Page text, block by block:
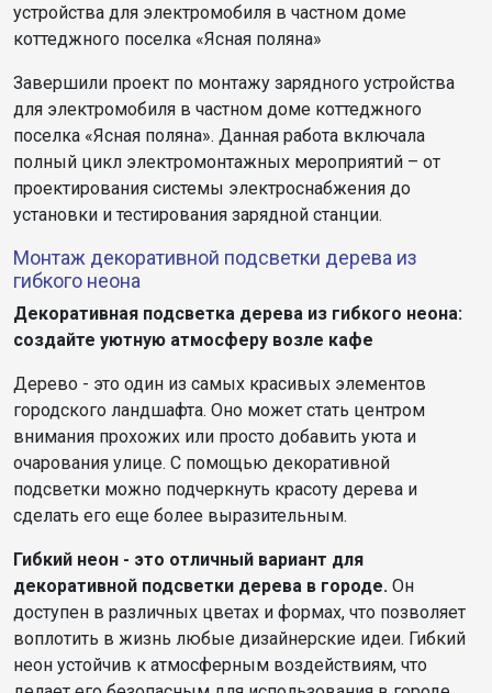
устройства для электромобиля в частном доме
коттеджного поселка «Ясная поляна»
Завершили проект по монтажу зарядного устройства
для электромобиля в частном доме коттеджного
поселка «Ясная поляна». Данная работа включала
полный цикл электромонтажных мероприятий – от
проектирования системы электроснабжения до
установки и тестирования зарядной станции.
Монтаж декоративной подсветки дерева из
гибкого неона
Декоративная подсветка дерева из гибкого неона:
создайте уютную атмосферу возле кафе
Дерево - это один из самых красивых элементов
городского ландшафта. Оно может стать центром
внимания прохожих или просто добавить уюта и
очарования улице. С помощью декоративной
подсветки можно подчеркнуть красоту дерева и
сделать его еще более выразительным.
Гибкий неон - это отличный вариант для
декоративной подсветки дерева в городе. Он
доступен в различных цветах и формах, что позволяет
воплотить в жизнь любые дизайнерские идеи. Гибкий
неон устойчив к атмосферным воздействиям, что